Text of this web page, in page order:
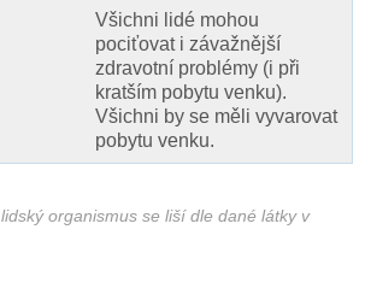
Všichni lidé mohou
pociťovat i závažnější
zdravotní problémy (i při
kratším pobytu venku).
Všichni by se měli vyvarovat
pobytu venku.
organismus se liší dle dané látky v